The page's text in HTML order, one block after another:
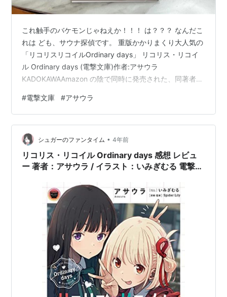
これ触手のバケモンじゃねえか！！！ は？？？ なんだこ
れは ども、サウナ探偵です。 重版かかりまくり大人気の
「リコリスリコイルOrdinary days」 リコリス・リコイ
ル Ordinary days (電撃文庫)作者:アサウラ
KADOKAWAAmazon の陰で同時に発売された、同著者ア
ないアイツに書かせる方法」 小説が書けないアイツに書
かせる方法 (電撃文庫)作者:アサウラKADOKAWAAmazon
一言言わせてもらおう。 「アサウラ氏、実はこっちが本
命だろ！！」 なんだこりゎ… ド変態大金持ち巨乳美女 あ
らすじを書いてみよう。 主人…
#電撃文庫 #アサウラ
シュガーのファンタイム • 4年前
リコリス・リコイル Ordinary days 感想 レビュ
ー 著者：アサウラ / イラスト：いみぎむる 電撃文